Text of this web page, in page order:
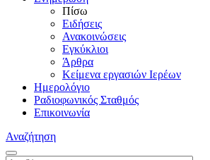
Πίσω
Ειδήσεις
Ανακοινώσεις
Εγκύκλιοι
Άρθρα
Κείμενα εργασιών Ιερέων
Ημερολόγιο
Ραδιοφωνικός Σταθμός
Επικοινωνία
Αναζήτηση